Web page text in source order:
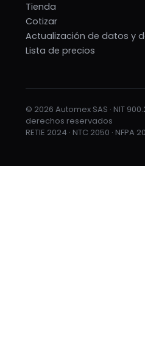
Tienda
Cotizar
Actualización de datos y
Lista de precios
© 2026 Automex SAS · NIT
derechos reservados
RETIE 2024 · NTC 2050 · NFPA